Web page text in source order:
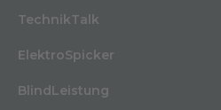
TechnikTalk
ElektroSpicker
BlindLeistung